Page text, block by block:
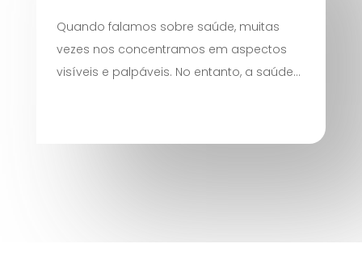
Quando falamos sobre saúde, muitas
vezes nos concentramos em aspectos
visíveis e palpáveis. No entanto, a saúde...